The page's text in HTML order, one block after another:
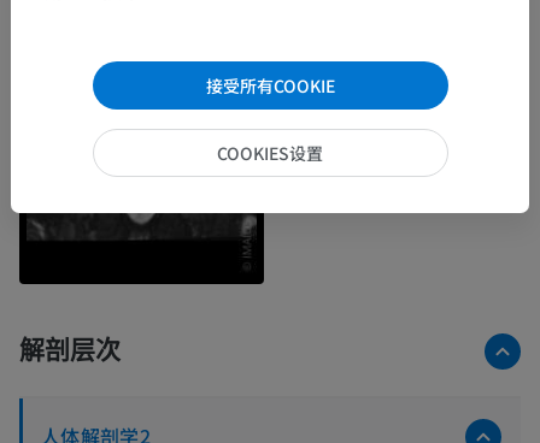
解剖层次
人体解剖学2
接受所有COOKIE
COOKIES设置